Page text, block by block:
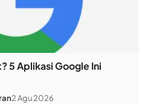
5 Aplikasi Google Ini
2 Agu 2026